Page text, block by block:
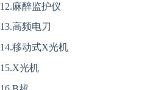
12.麻醉监护仪
13.高频电刀
14.移动式X光机
15.X光机